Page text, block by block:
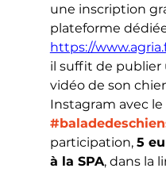
une inscription
plateforme dédiée
https://
il suffit de
vidéo de son
Instagram avec
participation, 5
à la SPA, dans la